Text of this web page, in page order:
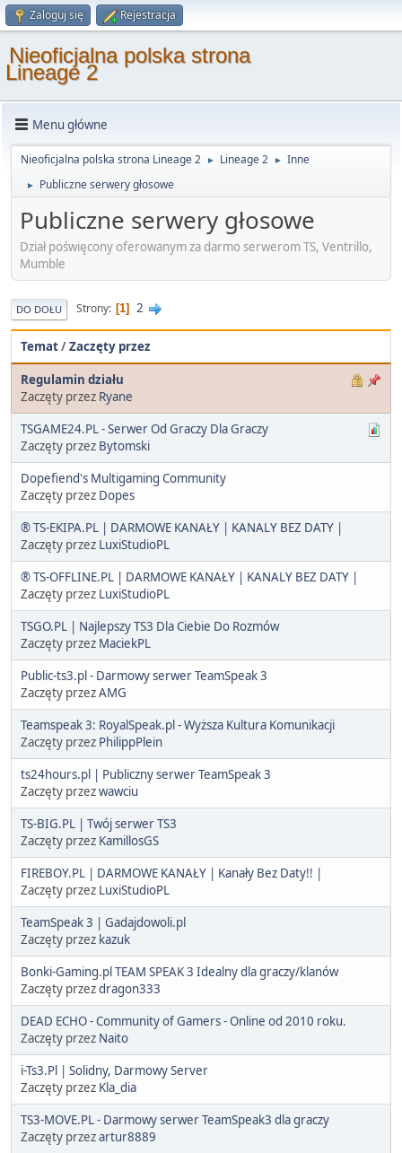
Zaloguj się Rejestracja
Nieoficjalna polska strona
Lineage 2
Menu główne
Nieoficjalna polska strona Lineage 2 ► Lineage 2 ► Inne
► Publiczne serwery głosowe
Publiczne serwery głosowe
Dział poświęcony oferowanym za darmo serwerom TS, Ventrillo,
Mumble
DO DOŁU Strony 1 2
Temat/Zaczęty przez
Regulamin działu
Zaczęty przez Ryane
TSGAME24.PL - Serwer Od Graczy Dla Graczy
Zaczęty przez Bytomski
Dopefiend's Multigaming Community
Zaczęty przez Dopes
® TS-EKIPA.PL | DARMOWE KANAŁY | KANALY BEZ DATY |
Zaczęty przez LuxiStudioPL
® TS-OFFLINE.PL | DARMOWE KANAŁY | KANALY BEZ DATY |
Zaczęty przez LuxiStudioPL
TSGO.PL | Najlepszy TS3 Dla Ciebie Do Rozmów
Zaczęty przez MaciekPL
Public-ts3.pl - Darmowy serwer TeamSpeak 3
Zaczęty przezAMG
Teamspeak 3: RoyalSpeak.pl - Wyższa Kultura Komunikacji
Zaczęty przez PhilippPlein
ts24hours.pl | Publiczny serwer TeamSpeak 3
Zaczęty przezwawciu
TS-BIG.PL | Twój serwer TS3
Zaczęty przez KamillosGS
FIREBOY.PL | DARMOWE KANAŁY | Kanały Bez Daty!! |
Zaczęty przez LuxiStudioPL
TeamSpeak 3 | Gadajdowoli.pl
Zaczęty przez kazuk
Bonki-Gaming.pl TEAM SPEAK 3 Idealny dla graczy/klanów
Zaczęty przezdragon333
DEAD ECHO - Community of Gamers - Online od 2010 roku.
Zaczęty przez Naito
i-Ts3.Pl | Solidny, Darmowy Server
Zaczęty przez Kla_dia
TS3-MOVE.PL - Darmowy serwer TeamSpeak3 dla graczy
Zaczęty przezartur8889